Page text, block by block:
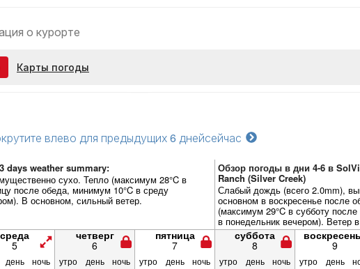
о курорте
Карты погоды
влево для предыдущих 6 днейсейчас
days weather summary:
сухо. Тепло (максимум 28°C в
после обеда, минимум 10°C в среду
В основном, сильный ветер.
Обзор погоды в дни 4-6 в
Ranch (Silver Creek)
Слабый дождь (всего 2.0mm),
основном в воскресенье после
(максимум 29°C в субботу
в понедельник вечером). Ветер
несильным.
среда
5
четверг
6
пятница
7
суббота
8 9
день ночь утро день ночь утро день ночь утро день ночь утро день